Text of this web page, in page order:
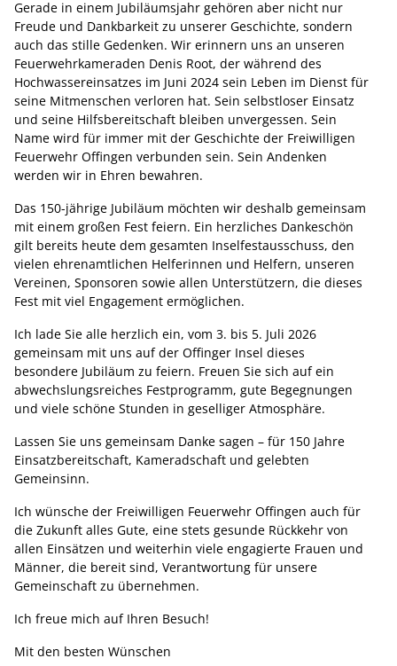
Gerade in einem Jubiläumsjahr gehören aber nicht nur
Freude und Dankbarkeit zu unserer Geschichte, sondern
auch das stille Gedenken. Wir erinnern uns an unseren
Feuerwehrkameraden Denis Root, der während des
Hochwassereinsatzes im Juni 2024 sein Leben im Dienst für
seine Mitmenschen verloren hat. Sein selbstloser Einsatz
und seine Hilfsbereitschaft bleiben unvergessen. Sein
Name wird für immer mit der Geschichte der Freiwilligen
Feuerwehr Offingen verbunden sein. Sein Andenken
werden wir in Ehren bewahren.
Das 150-jährige Jubiläum möchten wir deshalb gemeinsam
mit einem großen Fest feiern. Ein herzliches Dankeschön
gilt bereits heute dem gesamten Inselfestausschuss, den
vielen ehrenamtlichen Helferinnen und Helfern, unseren
Vereinen, Sponsoren sowie allen Unterstützern, die dieses
Fest mit viel Engagement ermöglichen.
Ich lade Sie alle herzlich ein, vom 3. bis 5. Juli 2026
gemeinsam mit uns auf der Offinger Insel dieses
besondere Jubiläum zu feiern. Freuen Sie sich auf ein
abwechslungsreiches Festprogramm, gute Begegnungen
und viele schöne Stunden in geselliger Atmosphäre.
Lassen Sie uns gemeinsam Danke sagen – für 150 Jahre
Einsatzbereitschaft, Kameradschaft und gelebten
Gemeinsinn.
Ich wünsche der Freiwilligen Feuerwehr Offingen auch für
die Zukunft alles Gute, eine stets gesunde Rückkehr von
allen Einsätzen und weiterhin viele engagierte Frauen und
Männer, die bereit sind, Verantwortung für unsere
Gemeinschaft zu übernehmen.
Ich freue mich auf Ihren Besuch!
Mit den besten Wünschen